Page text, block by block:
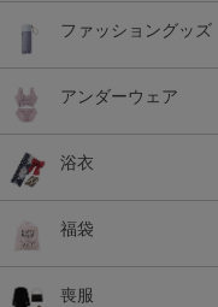
ファッショングッズ
アンダーウェア
浴衣
福袋
喪服